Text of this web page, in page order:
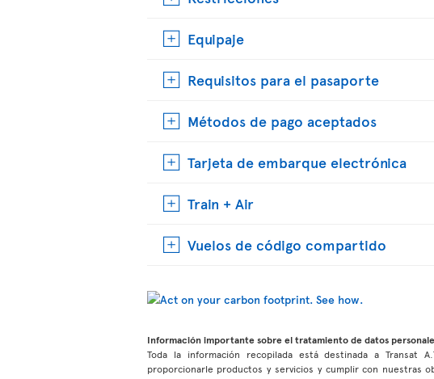
Equipaje
Requisitos para el pasaporte
Métodos de pago aceptados
Tarjeta de embarque electrónica
Train + Air
Vuelos de código compartido
Información importante sobre el tratamiento de datos
Toda la información recopilada está destinada a Transat
proporcionarle productos y servicios y cumplir con nuestras